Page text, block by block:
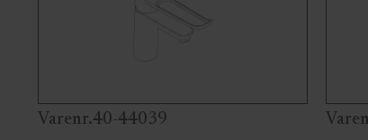
Varenr.40-44039